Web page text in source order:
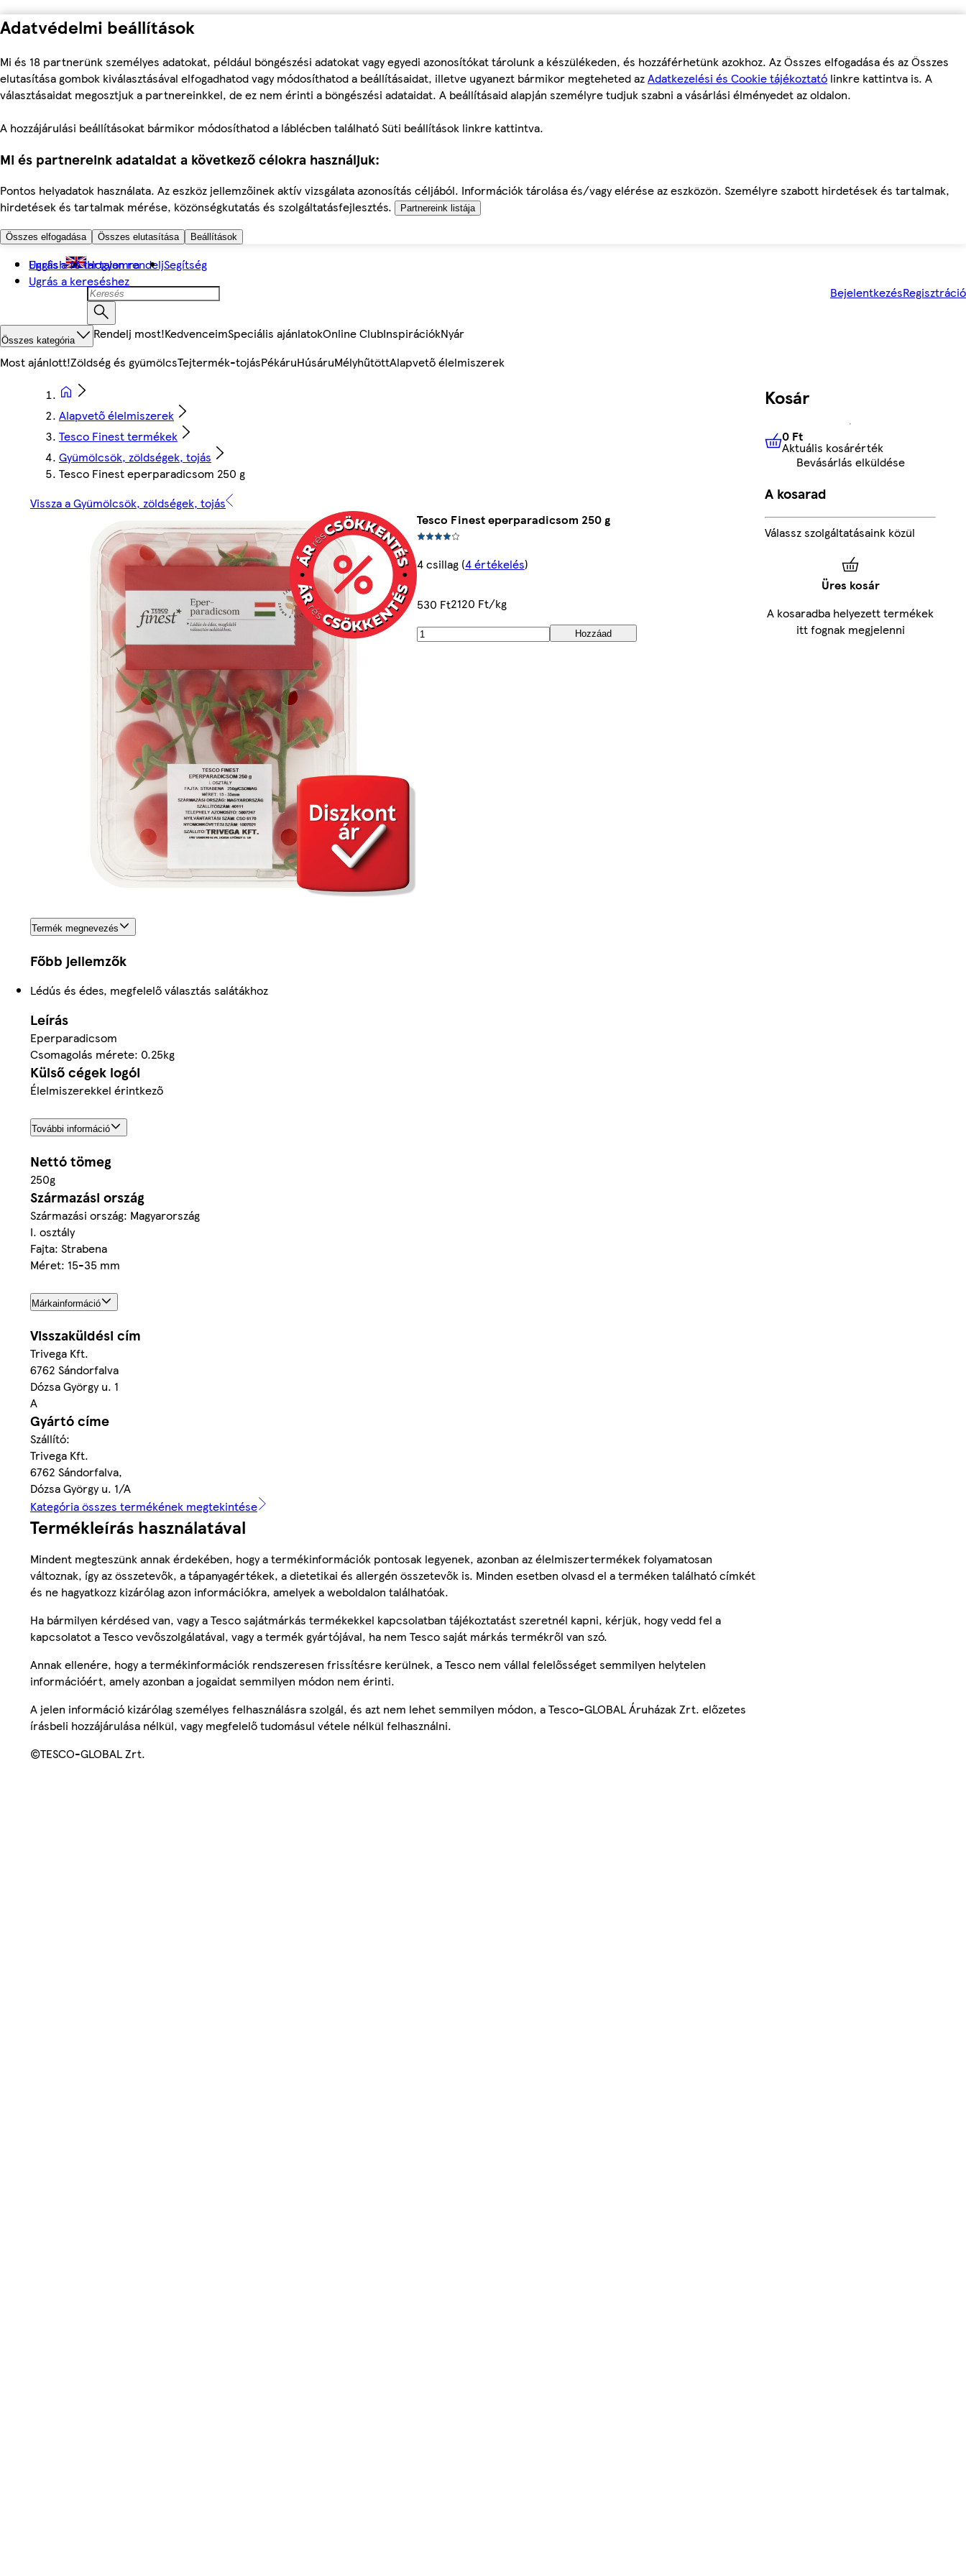
Adatvédelmi beállítások
Mi és 18 partnerünk személyes adatokat, például böngészési adatokat vagy egyedi azonosítókat tárolunk a készülékeden, és hozzáférhetünk azokhoz. Az Összes elfogadása és az Összes
elutasítása gombok kiválasztásával elfogadhatod vagy módosíthatod a beállításaidat, illetve ugyanezt bármikor megteheted azAdatkezelési és Cookie tájékoztató linkre kattintva is. A
választásaidat megosztjuk a partnereinkkel, de ez nem érinti a böngészési adataidat. A beállításaid alapján személyre tudjuk szabni a vásárlási élményedet az oldalon.
A hozzájárulási beállításokat bármikor módosíthatod a láblécben található Süti beállítások linkre kattintva.
Mi és partnereink adataidat a következő célokra használjuk:
Pontos helyadatok használata. Az eszköz jellemzőinek aktív vizsgálata azonosítás céljából. Információk tárolása és/vagy elérése az eszközön. Személyre szabott hirdetések és tartalmak,
hirdetések és tartalmak mérése, közönségkutatás és szolgáltatásfejlesztés.
Partnereink listája
Összes elfogadása Összes elutasítása Beállítások
Ugrás a fő tartalomra
Ugrás a kereséshez
English Hogyan rendeljSegítség
BejelentkezésRegisztráció
Összes kategória Rendelj most!KedvenceimSpeciális ajánlatokOnline ClubInspirációkNyár
Most ajánlott!Zöldség és gyümölcsTejtermék-tojásPékáruHúsáruMélyhűtöttAlapvető élelmiszerek
Alapvető élelmiszerek
Tesco Finest termékek
Gyümölcsök, zöldségek, tojás
Tesco Finest eperparadicsom 250 g
Vissza a Gyümölcsök, zöldségek, tojás
Tesco Finest eperparadicsom 250 g
4 csillag(4 értékelés)
530 Ft2120 Ft/kg
Hozzáad
Termék megnevezés
Főbb jellemzők
Lédús és édes, megfelelő választás salátákhoz
Leírás
Eperparadicsom
Csomagolás mérete: 0.25kg
Külső cégek logói
Élelmiszerekkel érintkező
További információ
Nettó tömeg
250g
Származási ország
Származási ország: Magyarország
I. osztály
Fajta: Strabena
Méret: 15-35 mm
Márkainformáció
Visszaküldési cím
Trivega Kft.
6762 Sándorfalva
Dózsa György u. 1
A
Gyártó címe
Szállító:
Trivega Kft.
6762 Sándorfalva,
Dózsa György u. 1/A
Kategória összes termékének megtekintése
Termékleírás használatával
Mindent megteszünk annak érdekében, hogy a termékinformációk pontosak legyenek, azonban az élelmiszertermékek folyamatosan
változnak, így az összetevők, a tápanyagértékek, a dietetikai és allergén összetevők is. Minden esetben olvasd el a terméken található címkét
és ne hagyatkozz kizárólag azon információkra, amelyek a weboldalon találhatóak.
Ha bármilyen kérdésed van, vagy a Tesco sajátmárkás termékekkel kapcsolatban tájékoztatást szeretnél kapni, kérjük, hogy vedd fel a
kapcsolatot a Tesco vevőszolgálatával, vagy a termék gyártójával, ha nem Tesco saját márkás termékről van szó.
Annak ellenére, hogy a termékinformációk rendszeresen frissítésre kerülnek, a Tesco nem vállal felelősséget semmilyen helytelen
információért, amely azonban a jogaidat semmilyen módon nem érinti.
A jelen információ kizárólag személyes felhasználásra szolgál, és azt nem lehet semmilyen módon, a Tesco-GLOBAL Áruházak Zrt. előzetes
írásbeli hozzájárulása nélkül, vagy megfelelő tudomásul vétele nélkül felhasználni.
©TESCO-GLOBAL Zrt.
Kosár
0 FtAktuális kosárérték
0 Ft
Aktuális kosárérték
Bevásárlás elküldése
A kosarad
Válassz szolgáltatásaink közül
Üres kosár
A kosaradba helyezett termékek
itt fognak megjelenni